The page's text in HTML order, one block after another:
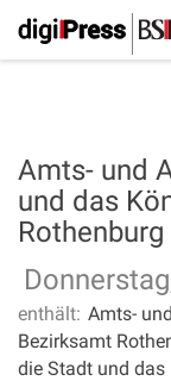
Amts- und
und das
Rothenburg
enthält: Amts-
Bezirksamt
die Stadt und das